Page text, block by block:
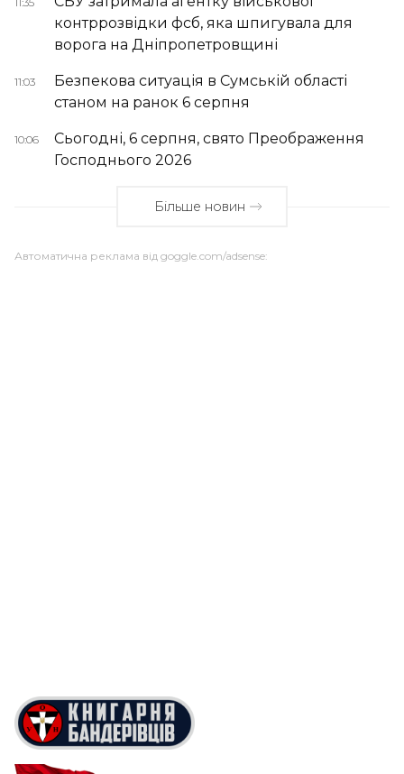
контррозвідки фсб, яка шпигувала для
ворога на Дніпропетровщині
11:03
Безпекова ситуація в Сумській області
станом на ранок 6 серпня
10:06
Сьогодні, 6 серпня, свято Преображення
Господнього 2026
Більше новин
Автоматична реклама від goggle.com/adsense: